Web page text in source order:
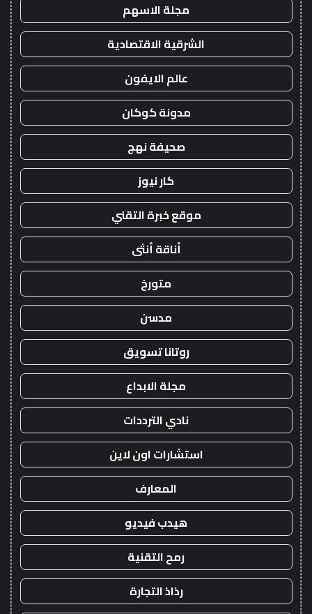
مجلة الاسهم
الشرقية الاقتصادية
عالم الايفون
مدونة كوكان
صحيفة نهج
كار نيوز
موقع خبرة التقني
أناقة أنثى
متورخ
مدسن
روتانا تسويق
مجلة الابداع
نادي الترددات
استشارات اون لاين
المعارف
هيدب فيديو
رمح التقنية
رذاذ التجارة